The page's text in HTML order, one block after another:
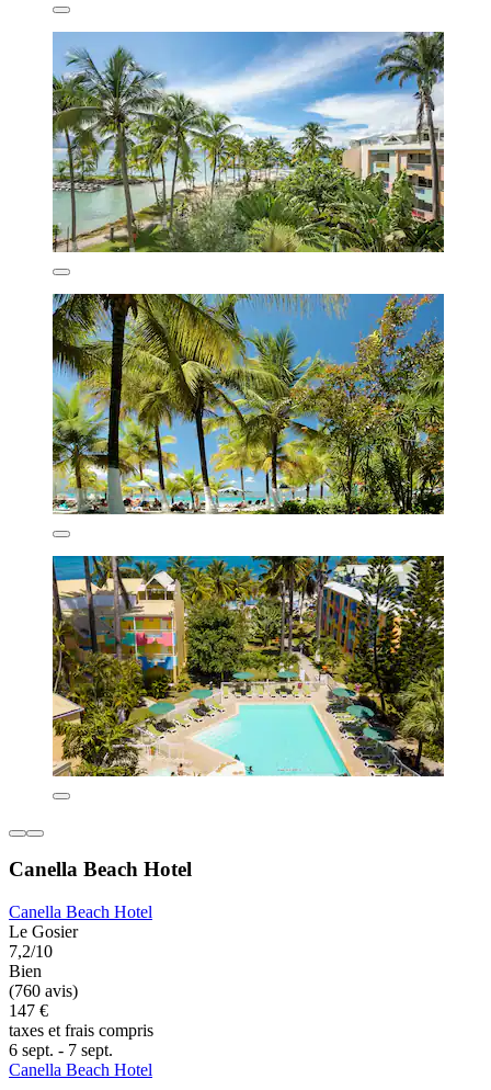
Canella Beach Hotel
Canella Beach Hotel
Le Gosier
7,2/10
Bien
(760 avis)
147 €
taxes et frais compris
6 sept. - 7 sept.
Canella Beach Hotel